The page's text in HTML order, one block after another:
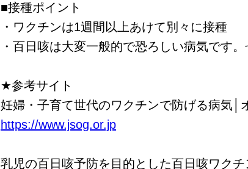
■接種ポイント
・ワクチンは1週間以上あけて別々に接種
・百日咳は大変一般的で恐ろしい病気です
★参考サイト
妊婦・子育て世代のワクチンで防げる病気│
https://www.jsog.or.jp
乳児の百日咳予防を目的とした百日咳ワク